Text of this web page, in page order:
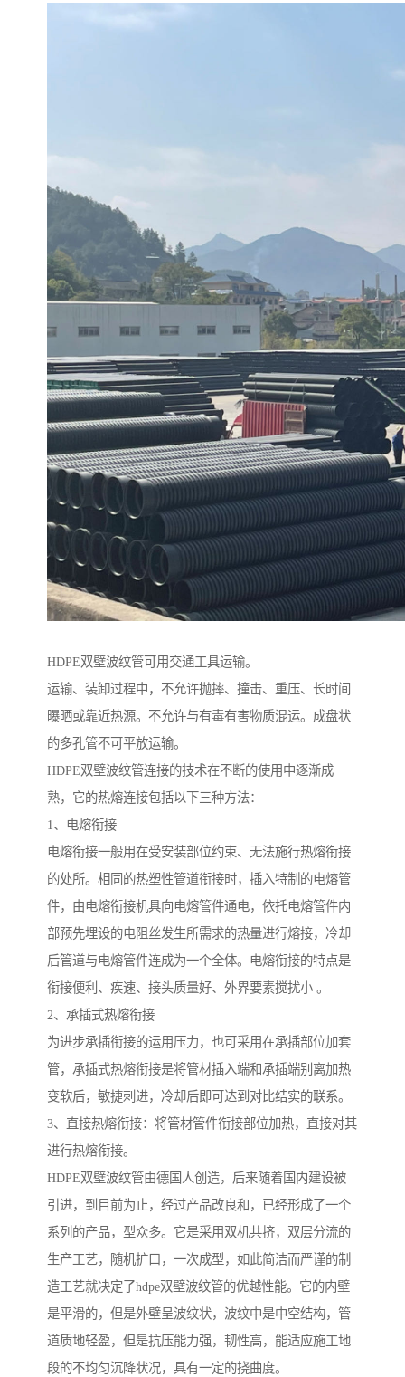
HDPE双壁波纹管可用交通工具运输。
运输、装卸过程中，不允许抛摔、撞击、重压、长时间
曝晒或靠近热源。不允许与有毒有害物质混运。成盘状
的多孔管不可平放运输。
HDPE双壁波纹管连接的技术在不断的使用中逐渐成
熟，它的热熔连接包括以下三种方法：
1、电熔衔接
电熔衔接一般用在受安装部位约束、无法施行热熔衔接
的处所。相同的热塑性管道衔接时，插入特制的电熔管
件，由电熔衔接机具向电熔管件通电，依托电熔管件内
部预先埋设的电阻丝发生所需求的热量进行熔接，冷却
后管道与电熔管件连成为一个全体。电熔衔接的特点是
衔接便利、疾速、接头质量好、外界要素搅扰小 。
2、承插式热熔衔接
为进步承插衔接的运用压力，也可采用在承插部位加套
管，承插式热熔衔接是将管材插入端和承插端别离加热
变软后，敏捷刺进，冷却后即可达到对比结实的联系。
3、直接热熔衔接：将管材管件衔接部位加热，直接对其
进行热熔衔接。
HDPE双壁波纹管由德国人创造，后来随着国内建设被
引进，到目前为止，经过产品改良和，已经形成了一个
系列的产品，型众多。它是采用双机共挤，双层分流的
生产工艺，随机扩口，一次成型，如此简洁而严谨的制
造工艺就决定了hdpe双壁波纹管的优越性能。它的内壁
是平滑的，但是外壁呈波纹状，波纹中是中空结构，管
道质地轻盈，但是抗压能力强，韧性高，能适应施工地
段的不均匀沉降状况，具有一定的挠曲度。